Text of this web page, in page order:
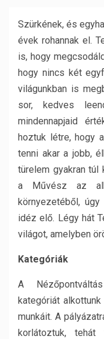
Szürkének, és
évek rohannak el.
is, hogy
hogy nincs két
világunkban is
sor, kedves
mindennapjaid
hoztuk létre, hogy
tenni akar a jobb,
türelem gyakran túl
a Művész az
környezetéből,
idéz elő. Légy hát
világot, amelyben
Kategóriák
A
kategóriát
munkáit. A
korlátoztuk,